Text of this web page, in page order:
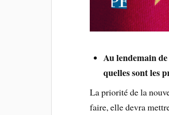
Au lendemain
quelles sont les
La priorité de la
faire, elle devra